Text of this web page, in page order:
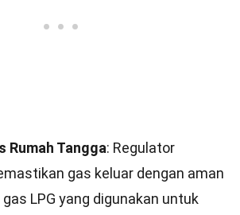
Rumah Tangga: Regulator
gas keluar dengan aman
LPG yang digunakan untuk